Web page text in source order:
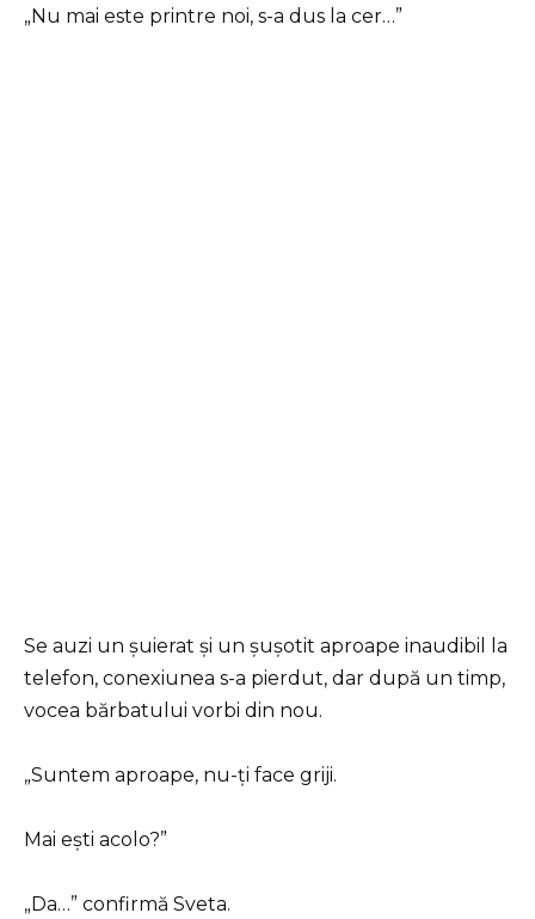
„Nu mai este printre noi, s-a dus la cer…”
Se auzi un șuierat și un șușotit aproape inaudibil la
telefon, conexiunea s-a pierdut, dar după un timp,
vocea bărbatului vorbi din nou.
„Suntem aproape, nu-ți face griji.
Mai ești acolo?”
„Da…” confirmă Sveta.